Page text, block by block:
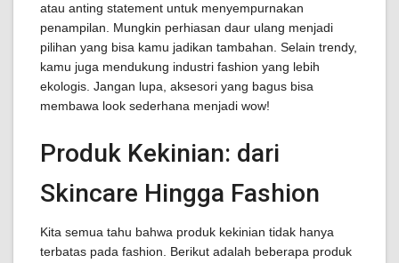
atau anting statement untuk menyempurnakan
penampilan. Mungkin perhiasan daur ulang menjadi
pilihan yang bisa kamu jadikan tambahan. Selain trendy,
kamu juga mendukung industri fashion yang lebih
ekologis. Jangan lupa, aksesori yang bagus bisa
membawa look sederhana menjadi wow!
Produk Kekinian: dari
Skincare Hingga Fashion
Kita semua tahu bahwa produk kekinian tidak hanya
terbatas pada fashion. Berikut adalah beberapa produk